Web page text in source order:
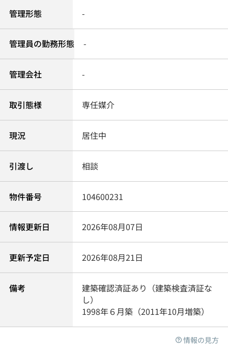
管理形態 -
管理員の勤務形態 -
管理会社 -
取引態様 専任媒介
現況 居住中
引渡し 相談
物件番号 104600231
情報更新日 2026年08月07日
更新予定日 2026年08月21日
備考
建築確認済証あり（建築検査済証な
し）
1998年６月築（2011年10月増築）
情報の見方